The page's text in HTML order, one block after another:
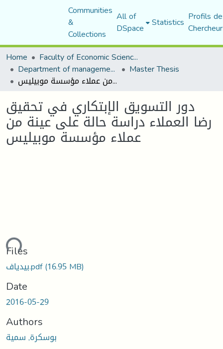
Communities
&
Collections
All of
DSpace Statistics Profils
Home
Faculty of Economic Sciences, Commerce and Management Sciences
Department of management sciences Master Thesis
دور التسويق الإبتكاري في تحقيق رضا العملاء دراسة حالة على عينة من عملاء مؤسسة موبيليس
دور التسويق الإبتكاري في تحقيق
رضا العملاء دراسة حالة على عينة من
عملاء مؤسسة موبيليس
Files
بيدياف.pdf(16.95 MB)
Date
2016-05-29
Authors
بوسكرة, سمية